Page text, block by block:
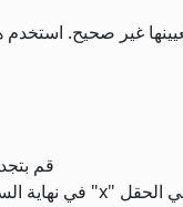
غير صحيح.
قم